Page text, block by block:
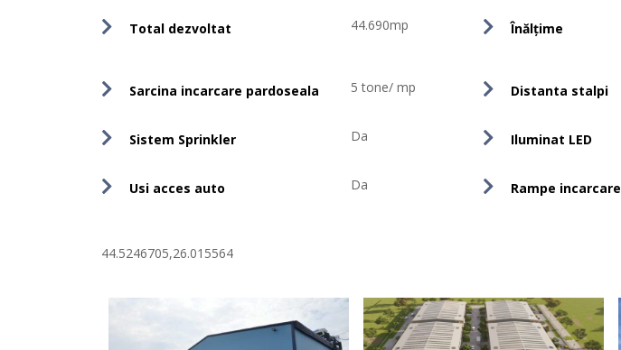
Total dezvoltat 44.690mp Înălțime
Sarcina incarcare pardoseala 5 tone/ mp Distanta stalpi
Sistem Sprinkler Da Iluminat LED
Usi acces auto Da Rampe incarcare
44.5246705,26.015564